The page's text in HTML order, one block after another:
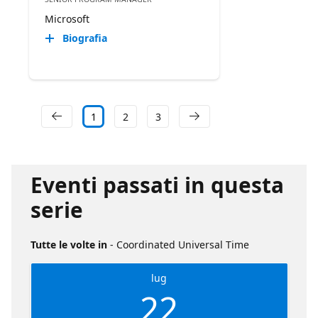
Microsoft
Biografia
1 2 3
Eventi passati in questa
serie
Tutte le volte in - Coordinated Universal Time
lug
22